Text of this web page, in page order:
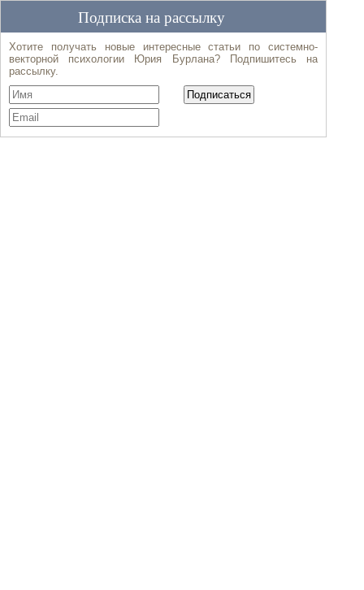
Подписка на рассылку
Хотите получать новые интересные статьи по системно-
векторной психологии Юрия Бурлана? Подпишитесь на
рассылку.